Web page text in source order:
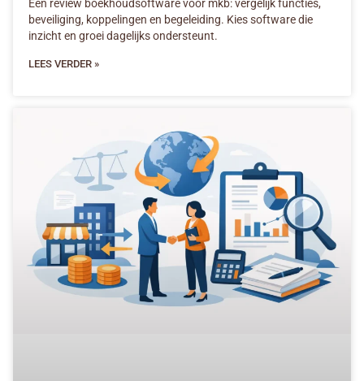
Een review boekhoudsoftware voor mkb: vergelijk functies,
beveiliging, koppelingen en begeleiding. Kies software die
inzicht en groei dagelijks ondersteunt.
LEES VERDER »